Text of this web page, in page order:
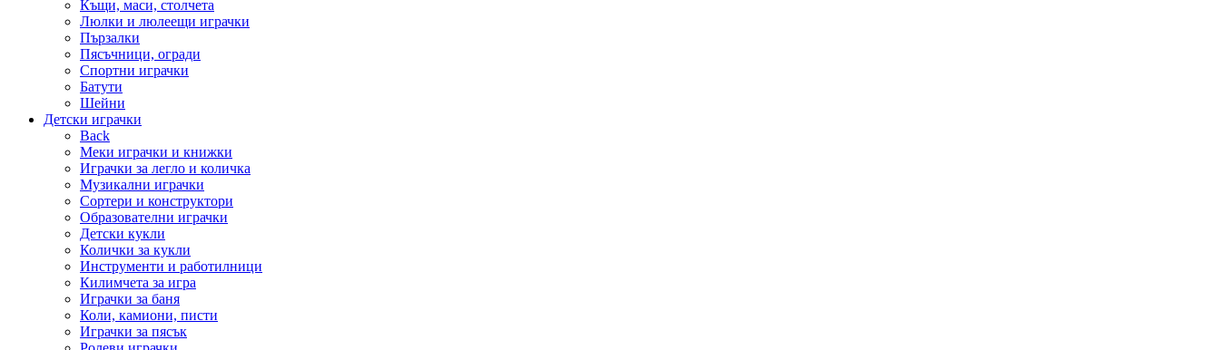
Къщи, маси, столчета
Люлки и люлеещи играчки
Пързалки
Пясъчници, огради
Спортни играчки
Батути
Шейни
Детски играчки
Back
Меки играчки и книжки
Играчки за легло и количка
Музикални играчки
Сортери и конструктори
Образователни играчки
Детски кукли
Колички за кукли
Инструменти и работилници
Килимчета за игра
Играчки за баня
Коли, камиони, писти
Играчки за пясък